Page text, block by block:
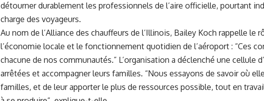
détourner durablement les professionnels de l’aire officielle, pourtant
charge des voyageurs.
Au nom de l’Alliance des chauffeurs de l’Illinois, Bailey Koch rappelle le
l’économie locale et le fonctionnement quotidien de l’aéroport : “Ces
chacune de nos communautés.” L’organisation a déclenché une cellule
arrêtées et accompagner leurs familles. “Nous essayons de savoir où
familles, et de leur apporter le plus de ressources possible, tout en